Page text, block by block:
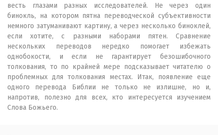
весть глазами разных исследователей. Не через один
бинокль, на котором пятна переводческой субъективности
немного затуманивают картину, а через несколько биноклей,
если хотите, с разными наборами пятен. Сравнение
нескольких переводов нередко помогает избежать
однобокости, и если не гарантирует безошибочного
толкования, то по крайней мере подсказывает читателю о
проблемных для толкования местах. Итак, появление еще
одного перевода Библии не только не излишне, но и,
напротив, полезно для всех, кто интересуется изучением
Слова Божьего.